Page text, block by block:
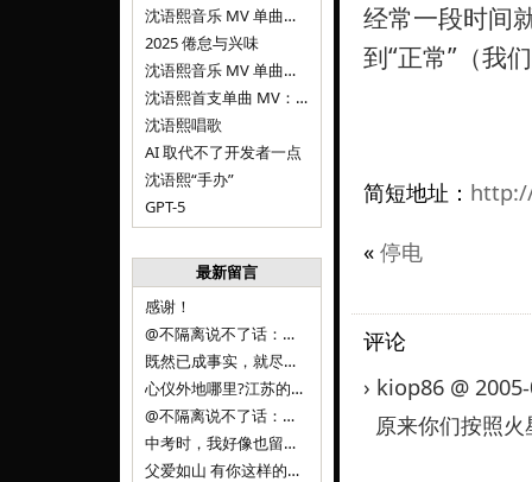
沈语熙音乐 MV 单曲第三弹：代码与白T恤
2025 倦怠与兴味
沈语熙音乐 MV 单曲第二弹：优雅时间
沈语熙首支单曲 MV：告别的倒影
沈语熙唱歌
AI 取代不了开发者一点
沈语熙“手办”
GPT-5
最新留言
感谢！
@不隔离说不了话：浙江的
既然已成事实，就尽量接受了。 事情未能如愿已是不幸，没必要为此反复纠结来进行不必要的自我惩罚。 之前问过家里的小朋友是否想学编
心仪外地哪里?江苏的？顺其自然，全面发展才是。
@不隔离说不了话：确实，一晃三年。
中考时，我好像也留言过的，可乐好像和我们考得差不多。 一晃三年，我们江苏24年，物化生612分，女孩。 其实高考只是长跑的
父爱如山 有你这样的父亲做后盾，可乐未来的路一定会走得踏实又精彩
经常一段时间
到“正常”（我
简短地址：
« 停电
评论
› kiop86 @
原来你们按照